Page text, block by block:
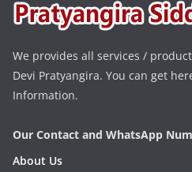
We provides all services /
Devi Pratyangira. You can get
Information.
Our Contact and WhatsApp
About Us